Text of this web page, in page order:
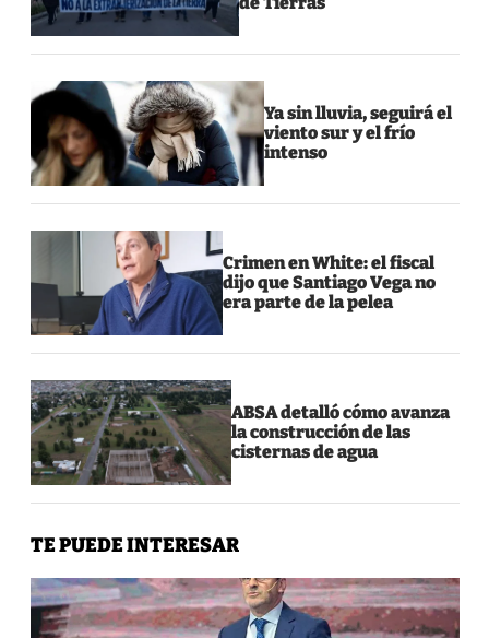
Ya sin lluvia, seguirá el
viento sur y el frío
intenso
Crimen en White: el fiscal
dijo que Santiago Vega no
era parte de la pelea
ABSA detalló cómo avanza
la construcción de las
cisternas de agua
TE PUEDE INTERESAR